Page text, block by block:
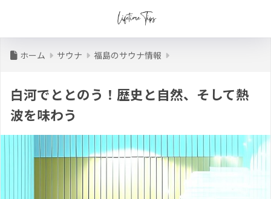
ホーム サウナ 福島のサウナ情報
白河でととのう！歴史と自然、そして熱
波を味わう